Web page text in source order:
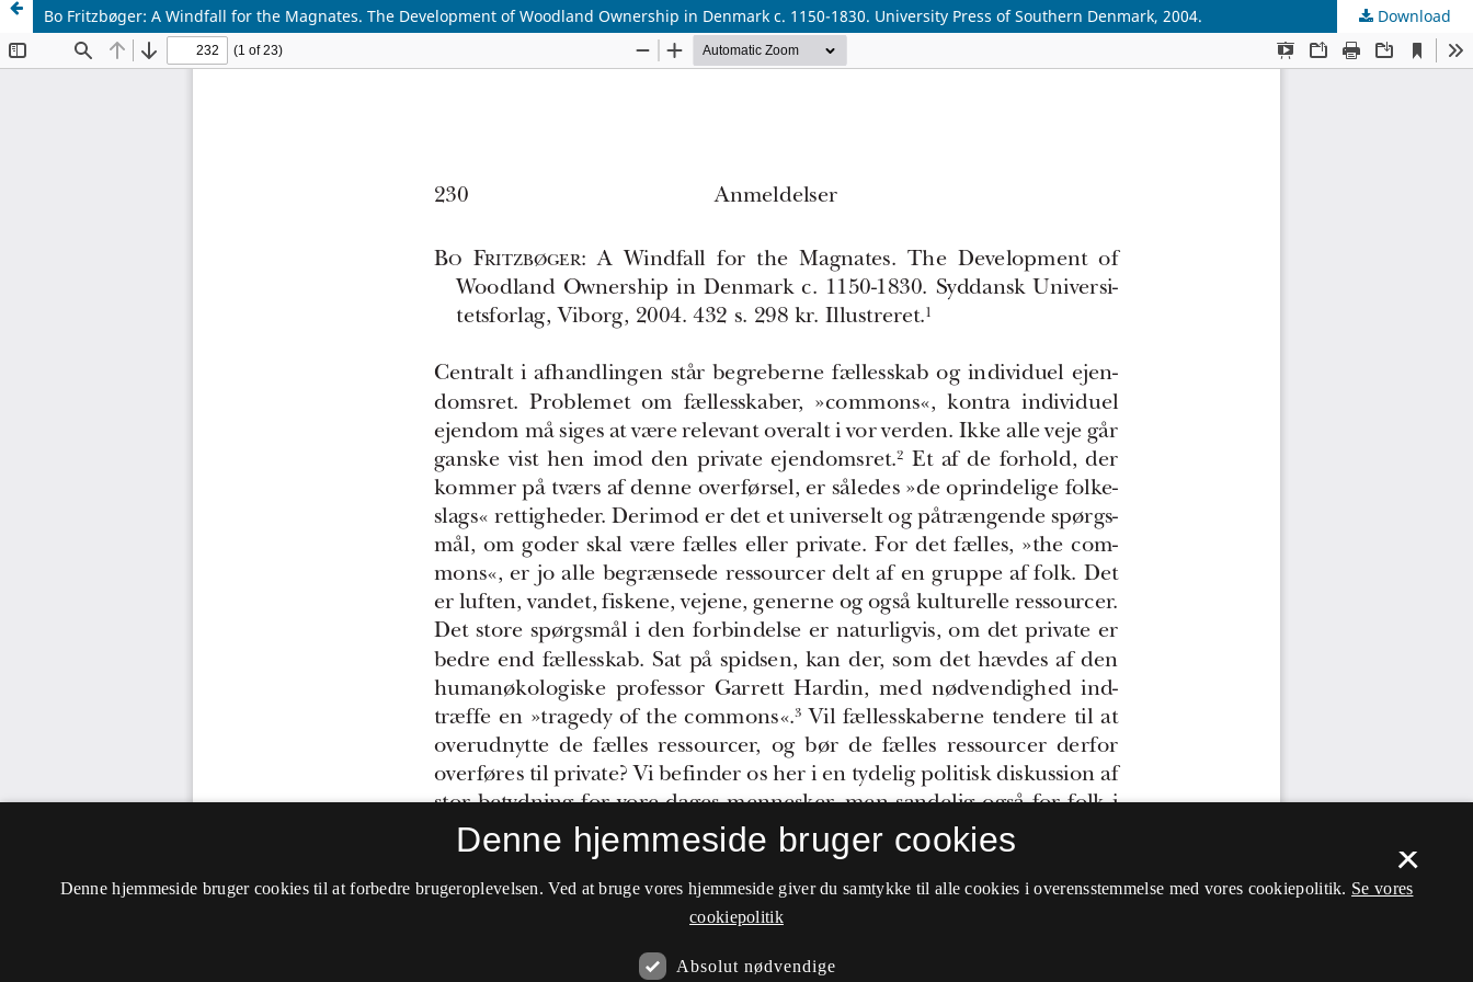
Bo Fritzbøger: A Windfall for the Magnates. The Development of Woodland Ownership in Denmark c. 1150-1830. University Press of Southern Denmark, 2004. Download
×
Denne hjemmeside bruger cookies
Denne hjemmeside bruger cookies til at forbedre brugeroplevelsen. Ved at bruge vores hjemmeside giver du samtykke til alle cookies i overensstemmelse med vores cookiepolitik. Se vores
cookiepolitik
Absolut nødvendige